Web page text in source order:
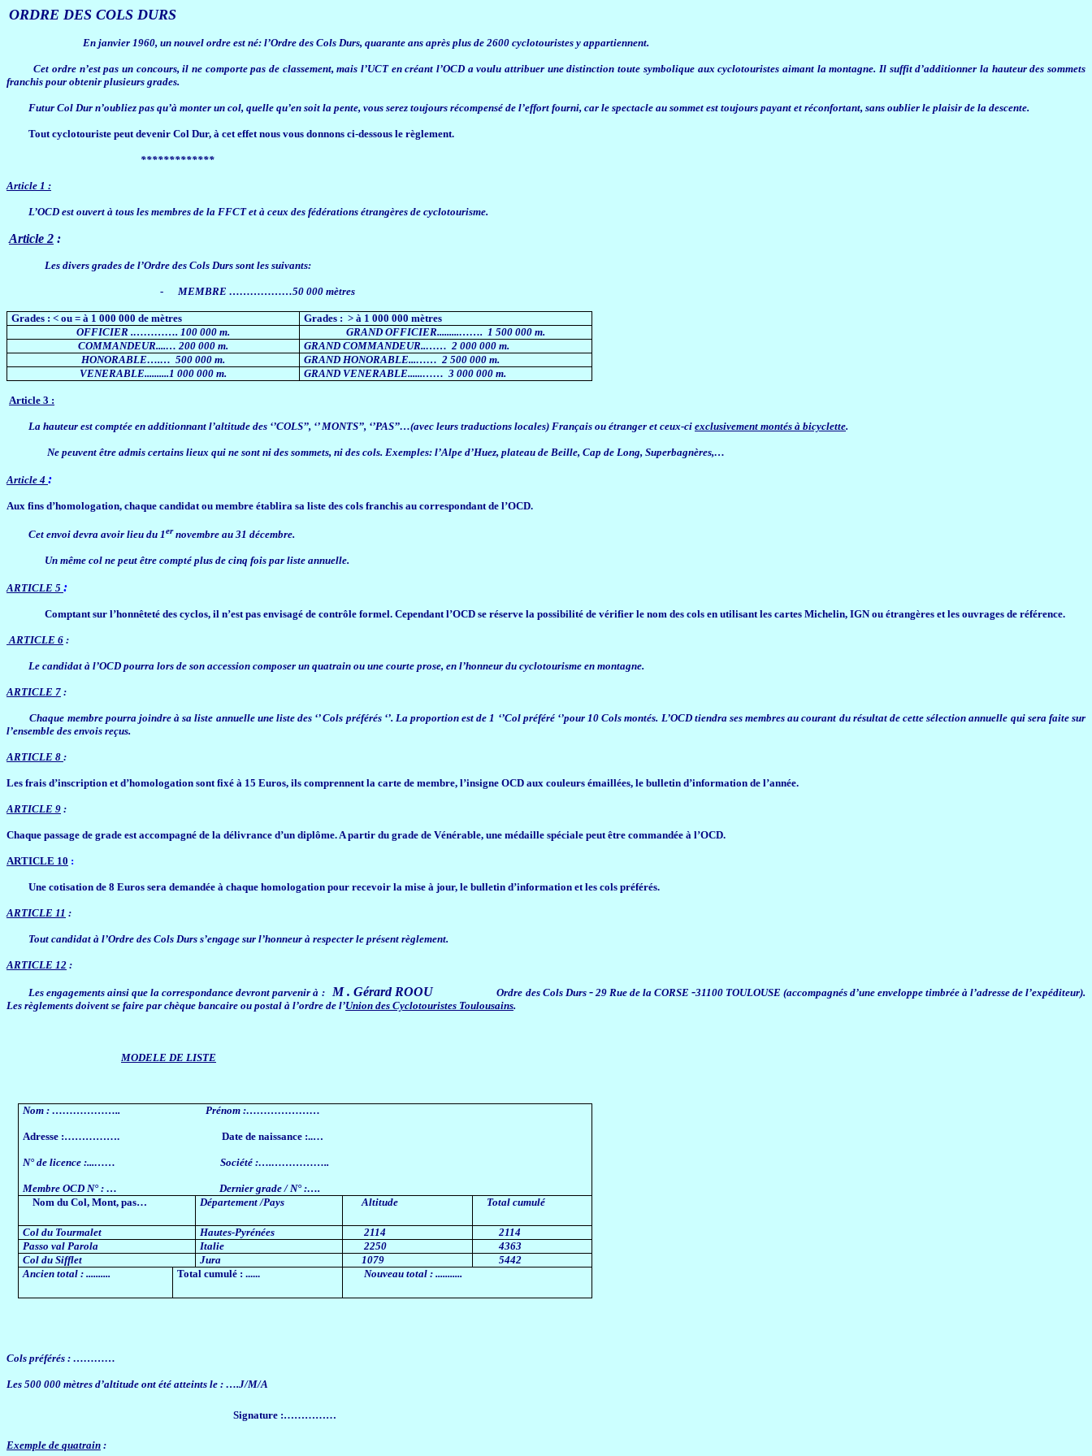
ORDRE DES COLS DURS
En janvier 1960, un nouvel ordre est né: l’Ordre des Cols Durs, quarante ans après plus de 2600 cyclotouristes y appartiennent.
Cet ordre n’est pas un concours, il ne comporte pas de classement, mais l’UCT en créant l’OCD a voulu attribuer une distinction toute symbolique aux cyclotouristes aimant la montagne. Il suffit d’additionner la hauteur des sommets
franchis pour obtenir plusieurs grades.
Futur Col Dur n’oubliez pas qu’à monter un col, quelle qu’en soit la pente, vous serez toujours récompensé de l’effort fourni, car le spectacle au sommet est toujours payant et réconfortant, sans oublier le plaisir de la descente.
Tout cyclotouriste peut devenir Col Dur, à cet effet nous vous donnons ci-dessous le règlement.
*************
Article 1 :
L’OCD est ouvert à tous les membres de la FFCT et à ceux des fédérations étrangères de cyclotourisme.
Article 2 :
Les divers grades de l’Ordre des Cols Durs sont les suivants:
- MEMBRE ………………50 000 mètres
Grades : < ou = à 1 000 000 de mètres Grades : > à 1 000 000 mètres
OFFICIER .…………. 100 000 m.
GRAND OFFICIER.........……. 1 500 000 m.
COMMANDEUR....… 200 000 m.
GRAND COMMANDEUR..…… 2 000 000 m.
HONORABLE….… 500 000 m. GRAND HONORABLE...…… 2 500 000 m.
VENERABLE..........1 000 000 m.
GRAND VENERABLE......…… 3 000 000 m.
Article 3 :
La hauteur est comptée en additionnant l’altitude des ‘’COLS’’, ‘’ MONTS’’, ‘’PAS’’…(avec leurs traductions locales) Français ou étranger et ceux-ci exclusivement montés à bicyclette.
Ne peuvent être admis certains lieux qui ne sont ni des sommets, ni des cols. Exemples: l’Alpe d’Huez, plateau de Beille, Cap de Long, Superbagnères,…
Article 4 :
Aux fins d’homologation, chaque candidat ou membre établira sa liste des cols franchis au correspondant de l’OCD.
Cet envoi devra avoir lieu du 1ernovembre au 31 décembre.
Un même col ne peut être compté plus de cinq fois par liste annuelle.
ARTICLE 5 :
Comptant sur l’honnêteté des cyclos, il n’est pas envisagé de contrôle formel. Cependant l’OCD se réserve la possibilité de vérifier le nom des cols en utilisant les cartes Michelin, IGN ou étrangères et les ouvrages de référence.
ARTICLE 6 :
Le candidat à l’OCD pourra lors de son accession composer un quatrain ou une courte prose, en l’honneur du cyclotourisme en montagne.
ARTICLE 7 :
Chaque membre pourra joindre à sa liste annuelle une liste des ‘’ Cols préférés ‘’. La proportion est de 1 ‘’Col préféré ‘’pour 10 Cols montés. L’OCD tiendra ses membres au courant du résultat de cette sélection annuelle qui sera faite sur
l’ensemble des envois reçus.
ARTICLE 8 :
Les frais d’inscription et d’homologation sont fixé à 15 Euros, ils comprennent la carte de membre, l’insigne OCD aux couleurs émaillées, le bulletin d’information de l’année.
ARTICLE 9 :
Chaque passage de grade est accompagné de la délivrance d’un diplôme. A partir du grade de Vénérable, une médaille spéciale peut être commandée à l’OCD.
ARTICLE 10 :
Une cotisation de 8 Euros sera demandée à chaque homologation pour recevoir la mise à jour, le bulletin d’information et les cols préférés.
ARTICLE 11 :
Tout candidat à l’Ordre des Cols Durs s’engage sur l’honneur à respecter le présent règlement.
ARTICLE 12 :
Les engagements ainsi que la correspondance devront parvenir à : M . Gérard ROOU Ordre des Cols Durs - 29 Rue de la CORSE -31100 TOULOUSE (accompagnés d’une enveloppe timbrée à l’adresse de l’expéditeur).
Les règlements doivent se faire par chèque bancaire ou postal à l’ordre de l’Union des Cyclotouristes Toulousains.
MODELE DE LISTE
Nom : ……………….. Prénom :…………………
Adresse :……………. Date de naissance :..…
N° de licence :...…… Société :….……………..
Membre OCD N° : …
Dernier grade / N° :….
Nom du Col, Mont, pas…
Département /Pays Altitude Total cumulé
Col du Tourmalet Hautes-Pyrénées 2114
2114
Passo val Parola
Italie 2250
4363
Col du Sifflet
Jura 1079
5442
Ancien total : ..........
Total cumulé : ...... Nouveau total : ...........
Cols préférés : …………
Les 500 000 mètres d’altitude ont été atteints le : ….J/M/A
Signature :……………
Exemple de quatrain :